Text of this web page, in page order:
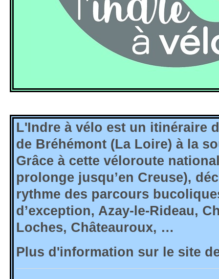
L'Indre à vélo est un itinéraire
de Bréhémont (La Loire) à la
Grâce à cette véloroute
prolonge jusqu’en Creuse),
rythme des parcours
d’exception, Azay-le-Rideau,
Loches, Châteauroux, …
Plus d'information sur le site